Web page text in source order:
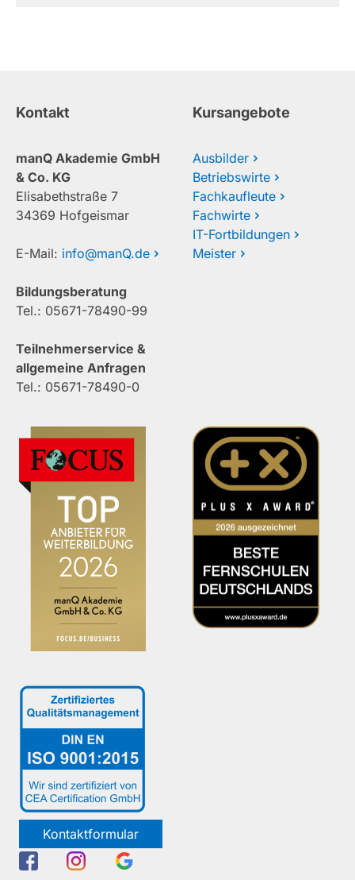
Kontakt
manQ Akademie GmbH
& Co. KG
Elisabethstraße 7
34369 Hofgeismar
E-Mail: info@manQ.de
Bildungsberatung
Tel.: 05671-78490-99
Teilnehmerservice &
allgemeine Anfragen
Tel.: 05671-78490-0
Kursangebote
Ausbilder
Betriebswirte
Fachkaufleute
Fachwirte
IT-Fortbildungen
Meister
Kontaktformular